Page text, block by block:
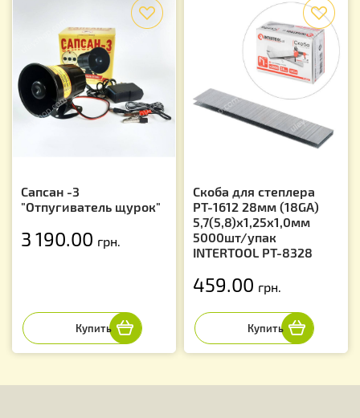
Сапсан -3
"Отпугиватель щурок"
3 190.00 грн.
Скоба для степлера
РТ-1612 28мм (18GA)
5,7(5,8)x1,25x1,0мм
5000шт/упак
INTERTOOL PT-8328
459.00 грн.